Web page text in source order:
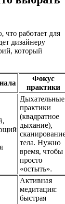
что работает для
дизайнеру
который
Фокус
практики
Дыхательные
практики
(квадратное
дыхание),
тела. Нужно
время, чтобы
просто
«остыть».
Активная
медитация:
быстрая